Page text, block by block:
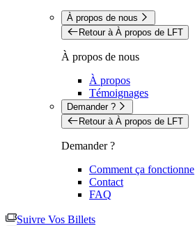
À propos de nous
Retour à À propos de LFT
À propos de nous
À propos
Témoignages
Demander ?
Retour à À propos de LFT
Demander ?
Comment ça fonctionne
Contact
FAQ
Suivre Vos Billets